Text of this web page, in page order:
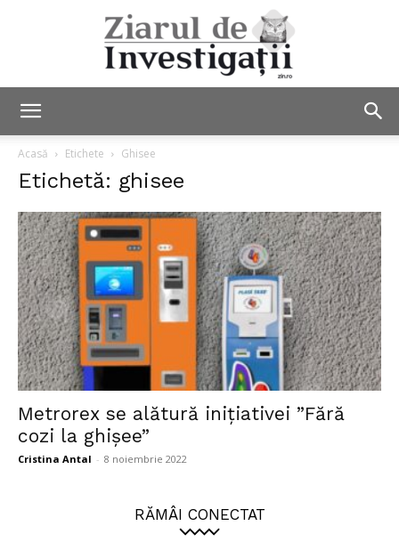
Investigații
Acasă Etichete Ghisee
Etichetă: ghisee
Metrorex se alătură inițiativei ”Fără
cozi la ghișee”
Cristina Antal - 8 noiembrie 2022
RĂMÂI CONECTAT